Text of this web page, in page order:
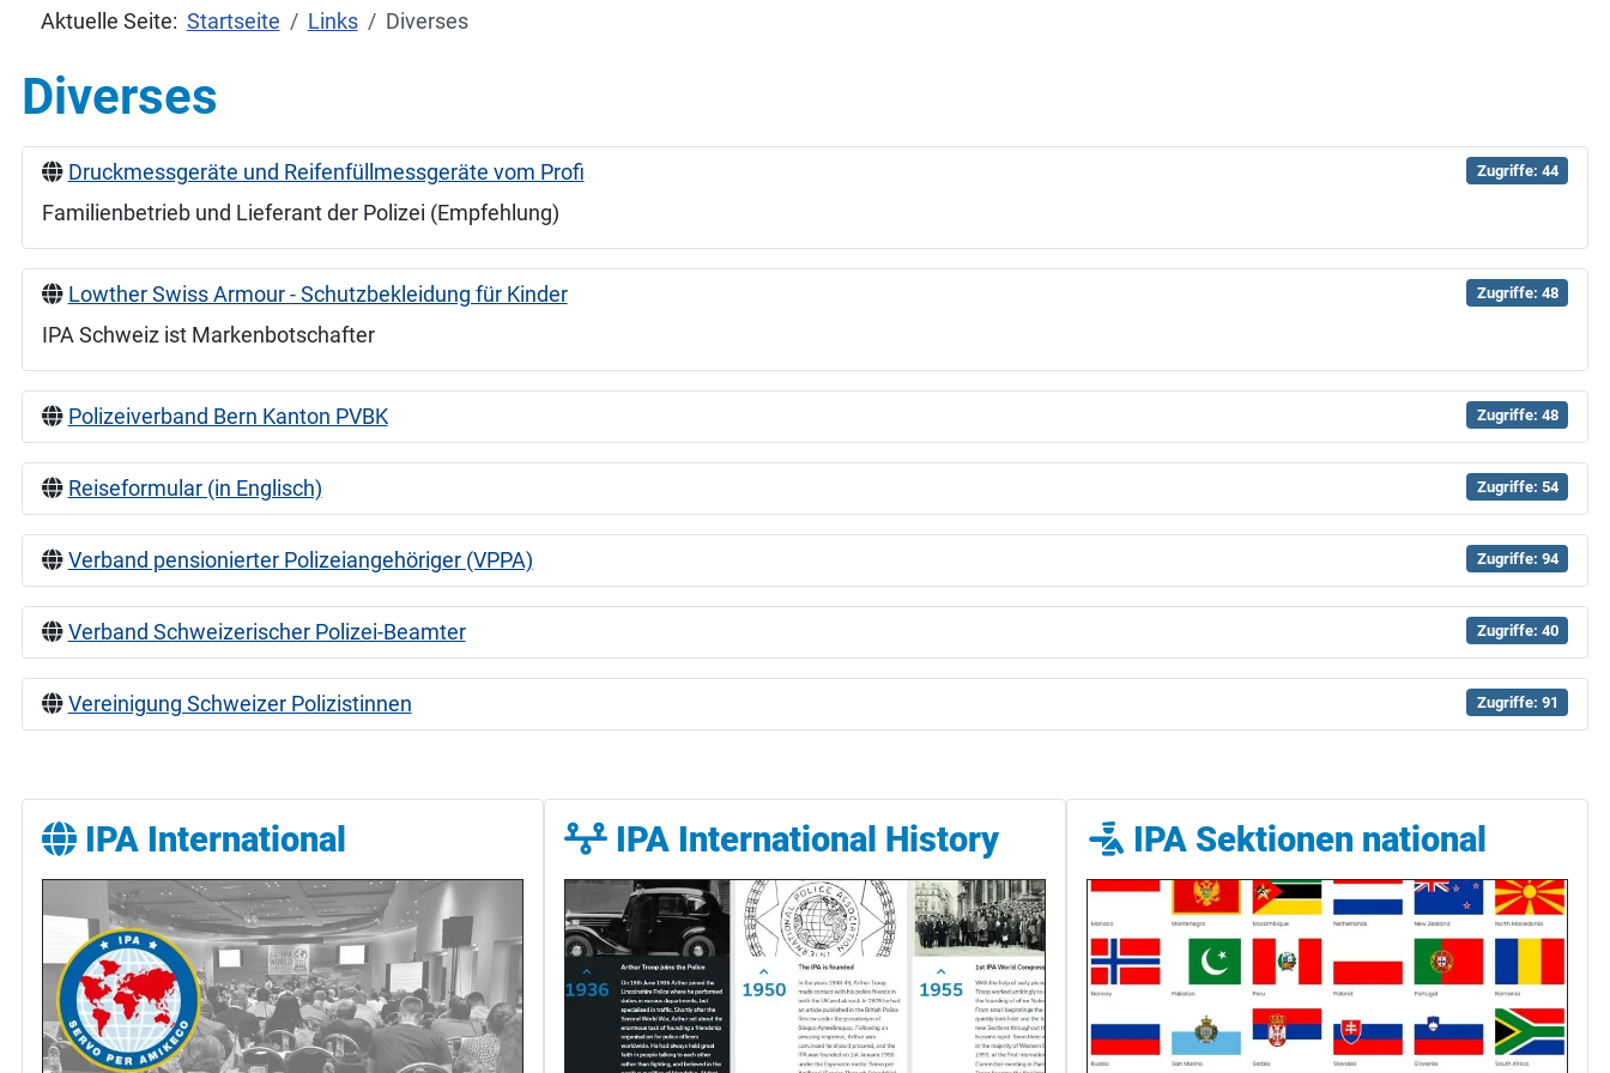
Aktuelle Seite: Startseite Links Diverses
Diverses
Druckmessgeräte und Reifenfüllmessgeräte vom Profi Zugriffe: 44
Familienbetrieb und Lieferant der Polizei (Empfehlung)
Lowther Swiss Armour - Schutzbekleidung für Kinder Zugriffe: 48
IPA Schweiz ist Markenbotschafter
Polizeiverband Bern Kanton PVBK Zugriffe: 48
Reiseformular (in Englisch) Zugriffe: 54
Verband pensionierter Polizeiangehöriger (VPPA) Zugriffe: 94
Verband Schweizerischer Polizei-Beamter Zugriffe: 40
Vereinigung Schweizer Polizistinnen Zugriffe: 91
IPA International IPA International History IPA Sektionen national